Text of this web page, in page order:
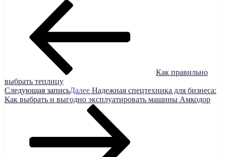
Как правильно
выбрать теплицу
Следующая записьДалее Надежная спецтехника для бизнеса:
Как выбрать и выгодно эксплуатировать машины Амкодор